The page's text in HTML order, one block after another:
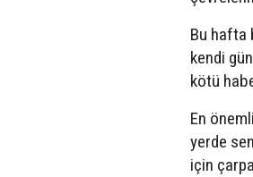
Bu hafta
kendi
kötü
En
yerde
için